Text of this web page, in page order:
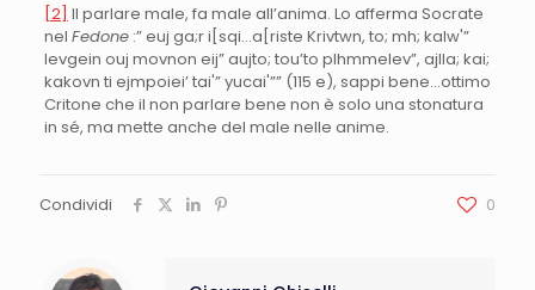
[2] Il parlare male, fa male all’anima. Lo afferma Socrate
nel Fedone:” euj ga;r i[sqi…a[riste Krivtwn, to; mh; kalw'”
levgein ouj movnon eij” aujto; tou’to plhmmelev”, ajlla; kai;
kakovn ti ejmpoiei’ tai'” yucai'”” (115 e), sappi bene…ottimo
Critone che il non parlare bene non è solo una stonatura
in sé, ma mette anche del male nelle anime.
Condividi 0